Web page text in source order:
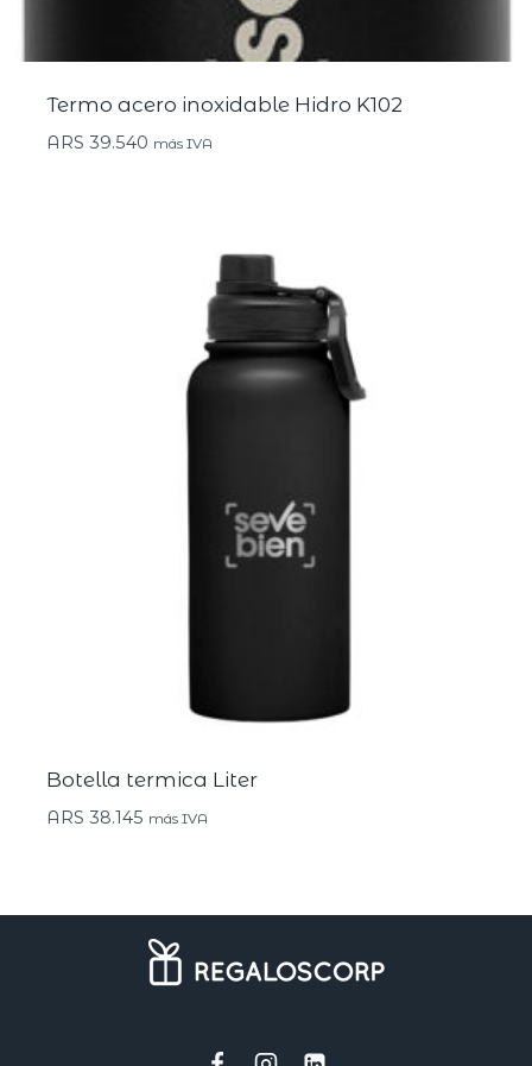
Termo acero inoxidable Hidro K102
ARS 39.540 más IVA
Botella termica Liter
ARS 38.145 más IVA